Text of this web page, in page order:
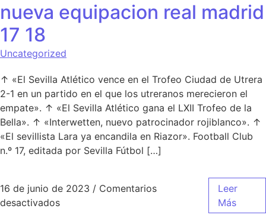
nueva equipacion real madrid
17 18
Uncategorized
↑ «El Sevilla Atlético vence en el Trofeo Ciudad de Utrera
2-1 en un partido en el que los utreranos merecieron el
empate». ↑ «El Sevilla Atlético gana el LXII Trofeo de la
Bella». ↑ «Interwetten, nuevo patrocinador rojiblanco». ↑
«El sevillista Lara ya encandila en Riazor». Football Club
n.º 17, editada por Sevilla Fútbol […]
16 de junio de 2023 / Comentarios
desactivadosen nueva equipacion real madrid 17 18
Leer
Más